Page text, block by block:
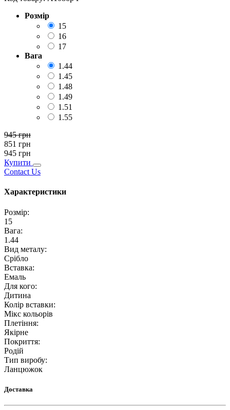
Розмір
15
16
17
Вага
1.44
1.45
1.48
1.49
1.51
1.55
945грн
851 грн
945 грн
Купити
Contact Us
Характеристики
Розмір:
15
Вага:
1.44
Вид металу:
Срібло
Вставка:
Емаль
Для кого:
Дитина
Колір вставки:
Мікс кольорів
Плетіння:
Якірне
Покриття:
Родій
Тип виробу:
Ланцюжок
Доставка